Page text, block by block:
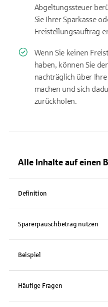
Abgeltungssteuer
Sie Ihrer Sparkasse
Freistellungsauftrag
Wenn Sie keinen
haben, können Sie
nachträglich über
machen und sich
zurückholen.
Alle Inhalte auf einen
Definition
Sparerpauschbetrag nutzen
Beispiel
Häufige Fragen